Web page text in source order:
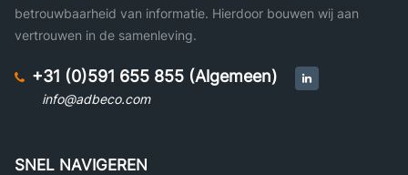
betrouwbaarheid van informatie. Hierdoor bouwen wij aan
vertrouwen in de samenleving.
+31 (0)591 655 855 (Algemeen)
info@adbeco.com
SNEL NAVIGEREN